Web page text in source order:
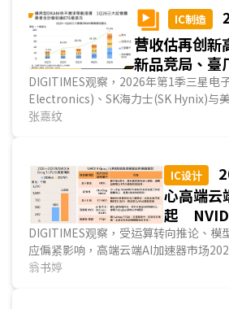
另一方面，ARM架构服務器CPU快速
将达1,580万颗，占比达32.5%；然而
儲器等关键零组件吃紧，2026~2027年
不应求的机率高，将成拓展Agentic AI
IC制造
营收估再创
新品竞局、臺
能
DIGITIMES观察，2026年第1季三星电
Electronics)、SK海力士(SK Hynix)与
者存儲器事业合计营收达1,149亿美元
第1季营收同样季增双位数，第2季营收
业卖方市场趋势仍将延续。产品开发方
HBM以外，SOCAMM2与PCIe 6 SSD可
的竞逐领域；臺厂则针对DDR4与
劃。...
张嘉纹
IC设计
心高端云
起
出货量
HBM架
DIGITIMES观察，受运算转向推论、模
应偏紧影响，高端云端AI加速器市场
心转向HBM与SRAM中心双轨分工路线
翁书婷